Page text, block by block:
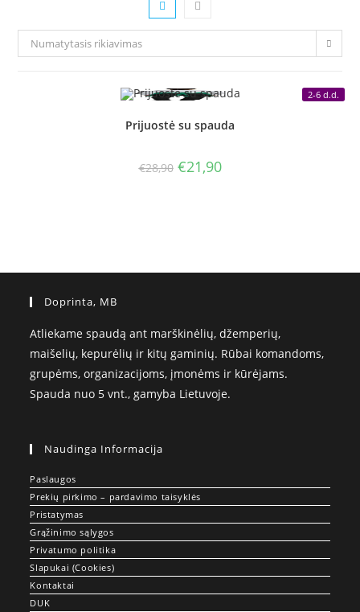
Numatytasis rikiavimas
2-6 d.d.
Prijuostė su spauda
€28,90 Original
price
€21,90Current
price
Doprinta, MB
Atliekame spaudą ant marškinėlių, džemperių,
maišelių, kepurėlių ir kitų gaminių. Rūbai komandoms,
grupėms, organizacijoms, įmonėms ir kūrėjams.
Spauda nuo 5 vnt., gamyba Lietuvoje.
Naudinga Informacija
Paslaugos
Prekių pirkimo – pardavimo taisyklės
Pristatymas
Grąžinimo sąlygos
Privatumo politika
Slapukai (Cookies)
Kontaktai
DUK